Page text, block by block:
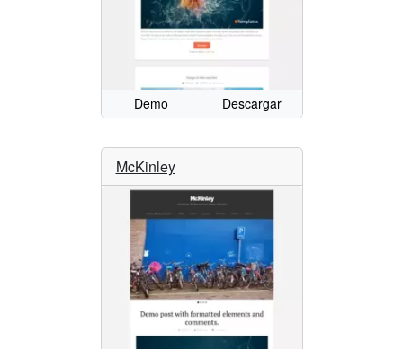
Demo Descargar
McKinley